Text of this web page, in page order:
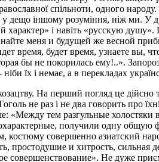
спільноти, одного
іншому розуміння, ніж ми. У
характер» і навіть «русскую
меня и будущей же весной
время, будет время, узнаете вы,
бы не покорилась ему!..».
їх і немає, а в перекладах
На перший погляд це
не раз і не два говорить про
«Между тем разгульные
получили одну
совершенно азиатский
простодушие и хитрость,
Не дуже